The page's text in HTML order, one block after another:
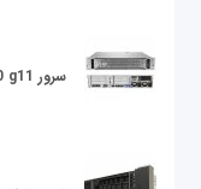
سرور dl380 g11